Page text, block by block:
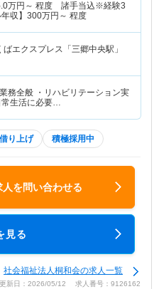
万円～ 程度 諸手当込※経験3
収】 300万円～ 程度
ばエクスプレス「三郷中央駅」
務全般 ・リハビリテーション実
常生活に必要…
り上げ 積極採用中
人を問い合わせる
見る
社会福祉法人桐和会の求人一覧
更新日：2026/05/12 求人番号：9126162